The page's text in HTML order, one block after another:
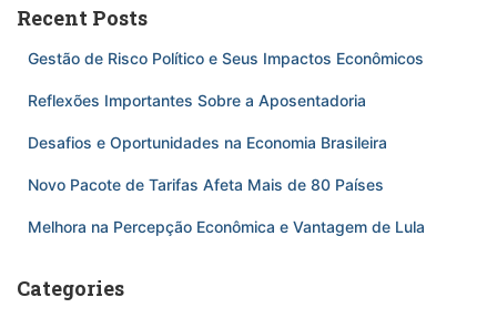
Recent Posts
Gestão de Risco Político e Seus Impactos Econômicos
Reflexões Importantes Sobre a Aposentadoria
Desafios e Oportunidades na Economia Brasileira
Novo Pacote de Tarifas Afeta Mais de 80 Países
Melhora na Percepção Econômica e Vantagem de Lula
Categories